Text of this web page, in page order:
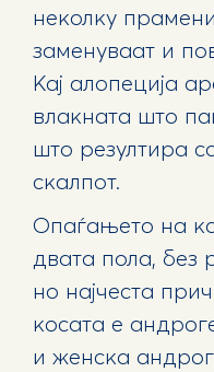
неколку
заменуваат и
Кај алопеција
влакната што
што резултира
скалпот.
Опаѓањето на
двата пола, без
но најчеста
косата е
и женска